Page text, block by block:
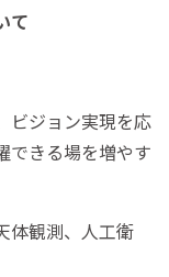
て
ビジョン実現を応
できる場を増やす
体観測、人工衛